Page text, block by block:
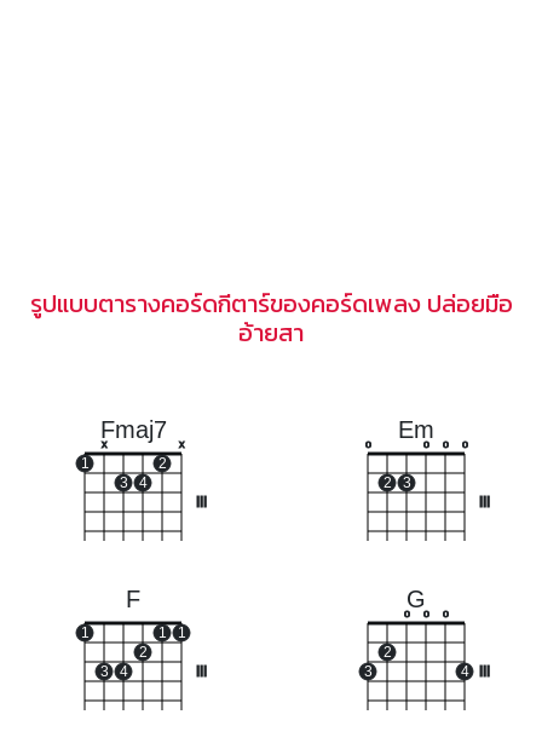
รูปแบบตารางคอร์ดกีตาร์ของคอร์ดเพลง ปล่อยมือ
อ้ายสา
Fmaj7
1
x
3 4
2
x
Em
o
2 3
o o o
F
1
3 4
2
1 1
G
3
2
o o o
4